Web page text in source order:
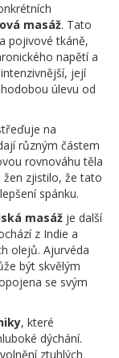
masáž. Tato
pojivové tkáně,
napětí a
její
úlevu od
na
různým částem
rovnováhu těla
zjistilo, že tato
spánku.
masáž je další
z Indie a
olejů. Ajurvéda
být skvělým
se svým
, které
dýchání.
ztuhlých